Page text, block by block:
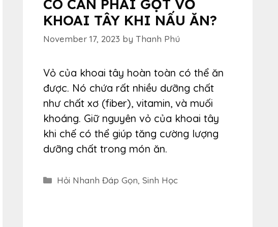
CÓ CẦN PHẢI GỌT VỎ
KHOAI TÂY KHI NẤU ĂN?
November 17, 2023 by Thanh Phú
Vỏ của khoai tây hoàn toàn có thể ăn
được. Nó chứa rất nhiều dưỡng chất
như chất xơ (fiber), vitamin, và muối
khoáng. Giữ nguyên vỏ của khoai tây
khi chế có thể giúp tăng cường lượng
dưỡng chất trong món ăn.
Categories
Hỏi Nhanh Đáp Gọn,Sinh Học